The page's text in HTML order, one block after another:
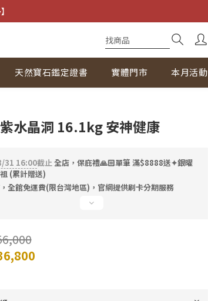
天然寶石鑑定證書 實體門市 本月活動
水晶洞 16.1kg 安神健康
31 16:00截止全店，保庇禮🙏🏻單筆 滿$8888送✦銀曜
(累計贈送)
全館免運費(限台灣地區)，官網提供刷卡分期服務